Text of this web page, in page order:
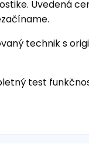
Uvedená
technik s
test